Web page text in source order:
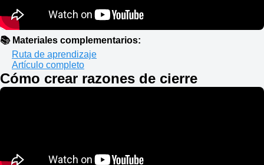
📚 Materiales complementarios:
Ruta de aprendizaje
Artículo completo
Cómo crear razones de cierre